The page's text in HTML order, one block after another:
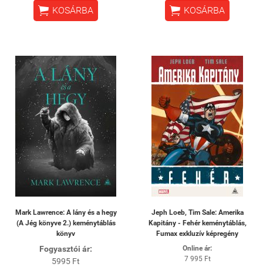
 KOSÁRBA  KOSÁRBA
Mark Lawrence: A lány és a hegy
(A Jég könyve 2.) keménytáblás
könyv
Fogyasztói ár:
5995 Ft
Jeph Loeb, Tim Sale: Amerika
Kapitány - Fehér keménytáblás,
Fumax exkluzív képregény
Online ár:
7 995 Ft